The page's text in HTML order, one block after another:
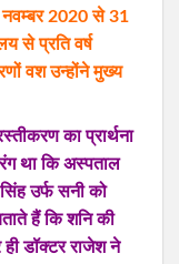
2020 से 31
से प्रति वर्ष
वश उन्होंने मुख्य
का प्रार्थना
था कि अस्पताल
उर्फ सनी को
हैं कि शनि की
डॉक्टर राजेश ने